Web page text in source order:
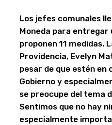
Los jefes comunales
Moneda para entregar
proponen 11 medidas.
Providencia, Evelyn
pesar de que estén en
Gobierno y
se preocupe del tema
Sentimos que no hay
especialmente